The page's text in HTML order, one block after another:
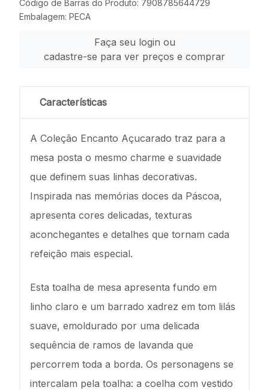
Código de Barras do Produto: 7908785644729
Embalagem: PECA
Faça seu login ou
cadastre-se para ver preços e comprar
Características
A Coleção Encanto Açucarado traz para a
mesa posta o mesmo charme e suavidade
que definem suas linhas decorativas.
Inspirada nas memórias doces da Páscoa,
apresenta cores delicadas, texturas
aconchegantes e detalhes que tornam cada
refeição mais especial.
Esta toalha de mesa apresenta fundo em
linho claro e um barrado xadrez em tom lilás
suave, emoldurado por uma delicada
sequência de ramos de lavanda que
percorrem toda a borda. Os personagens se
intercalam pela toalha: a coelha com vestido